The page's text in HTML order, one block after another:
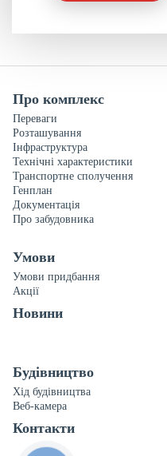
Про комплекс
Переваги
Розташування
Інфраструктура
Технічні характеристики
Транспортне сполучення
Генплан
Документація
Про забудовника
Умови
Умови придбання
Акції
Новини
Будівництво
Хід будівництва
Веб-камера
Контакти